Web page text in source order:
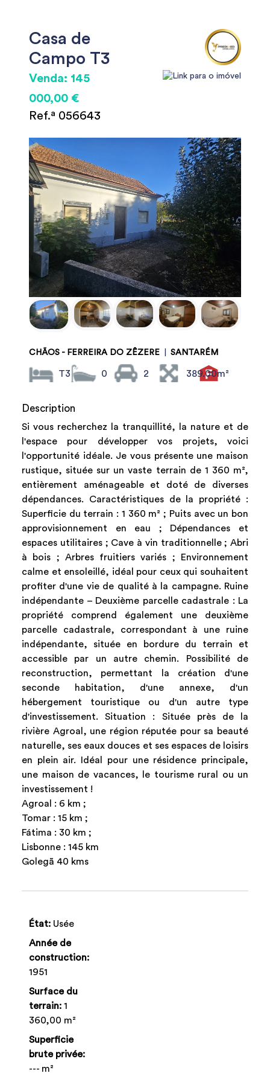
Casa de
Campo T3
Venda: 145
000,00 €
Ref.ª 056643
CHÃOS - FERREIRA DO ZÊZERE SANTARÉM
T3 0 2 389.00m²
Description
Si vous recherchez la tranquillité, la nature et de
l'espace pour développer vos projets, voici
l'opportunité idéale. Je vous présente une maison
rustique, située sur un vaste terrain de 1 360 m²,
entièrement aménageable et doté de diverses
dépendances. Caractéristiques de la propriété :
Superficie du terrain : 1 360 m² ; Puits avec un bon
approvisionnement en eau ; Dépendances et
espaces utilitaires ; Cave à vin traditionnelle ; Abri
à bois ; Arbres fruitiers variés ; Environnement
calme et ensoleillé, idéal pour ceux qui souhaitent
profiter d'une vie de qualité à la campagne. Ruine
indépendante – Deuxième parcelle cadastrale : La
propriété comprend également une deuxième
parcelle cadastrale, correspondant à une ruine
indépendante, située en bordure du terrain et
accessible par un autre chemin. Possibilité de
reconstruction, permettant la création d'une
seconde habitation, d'une annexe, d'un
hébergement touristique ou d'un autre type
d'investissement. Situation : Située près de la
rivière Agroal, une région réputée pour sa beauté
naturelle, ses eaux douces et ses espaces de loisirs
en plein air. Idéal pour une résidence principale,
une maison de vacances, le tourisme rural ou un
investissement !
Agroal : 6 km ;
Tomar : 15 km ;
Fátima : 30 km ;
Lisbonne : 145 km
Golegã 40 kms
État: Usée
Année de
construction:
1951
Surface du
terrain: 1
360,00 m²
Superficie
brute privée:
--- m²